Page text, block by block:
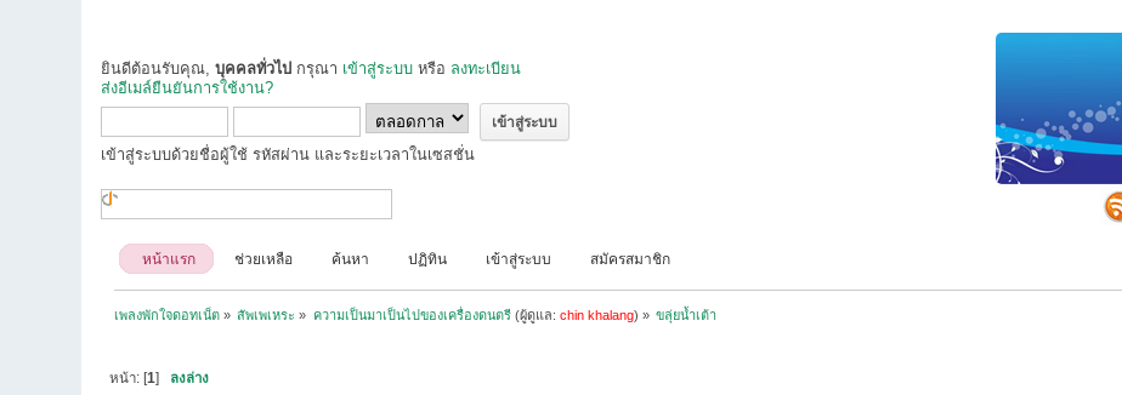
ยินดีต้อนรับคุณ,บุคคลทั่วไป กรุณา เข้าสู่ระบบ หรือ ลงทะเบียน
ส่งอีเมล์ยืนยันการใช้งาน?
เข้าสู่ระบบด้วยชื่อผู้ใช้ รหัสผ่าน และระยะเวลาในเซสชั่น
หน้าแรก ช่วยเหลือ ค้นหา ปฏิทิน เข้าสู่ระบบ สมัครสมาชิก
เพลงพักใจดอทเน็ต» สัพเพเหระ » ความเป็นมาเป็นไปของเครื่องดนตรี(ผู้ดูแล: chin khalang) » ขลุ่ยน้ำเต้า
หน้า: [1] ลงล่าง